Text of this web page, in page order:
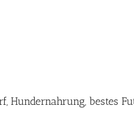
Hundernahrung, bestes